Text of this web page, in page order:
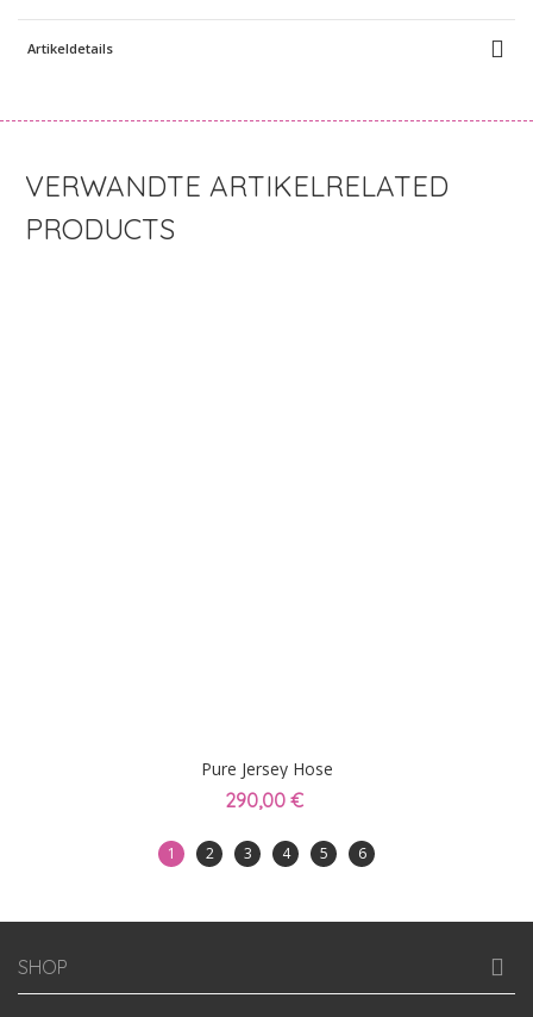
Artikeldetails
RELATED
PRODUCTS
Pure Jersey Hose
290,00 €
1 2 3 4 5 6
SHOP